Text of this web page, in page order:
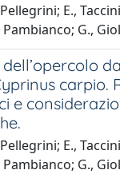
E.,
G.,
carpio.
e
E.,
G.,